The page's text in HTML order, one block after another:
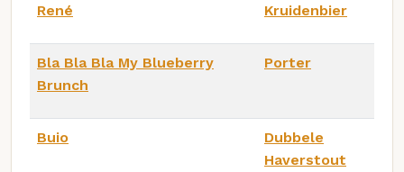
René Kruidenbier
Bla Bla Bla My Blueberry
Brunch
Porter
Buio
Dubbele
Haverstout